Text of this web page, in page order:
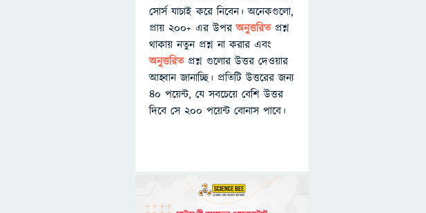
সোর্স যাচাই করে নিবেন। অনেকগুলো,
প্রায় ২০০+ এর উপরঅনুত্তরিতপ্রশ্ন
থাকায় নতুন প্রশ্ন না করার এবং
অনুত্তরিত প্রশ্ন গুলোর উত্তর দেওয়ার
আহ্বান জানাচ্ছি। প্রতিটি উত্তরের জন্য
৪০ পয়েন্ট, যে সবচেয়ে বেশি উত্তর
দিবে সে ২০০ পয়েন্ট বোনাস পাবে।